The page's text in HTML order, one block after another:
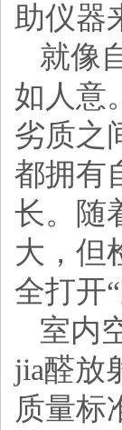
助仪器
就像
如人意
劣质之
都拥有
长。随
大，但
全打开
室内
jia醛放
质量标